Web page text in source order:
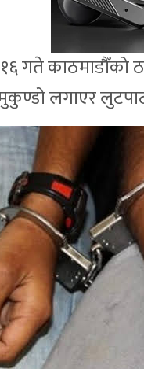
गते काठमाडौँको
लगाएर